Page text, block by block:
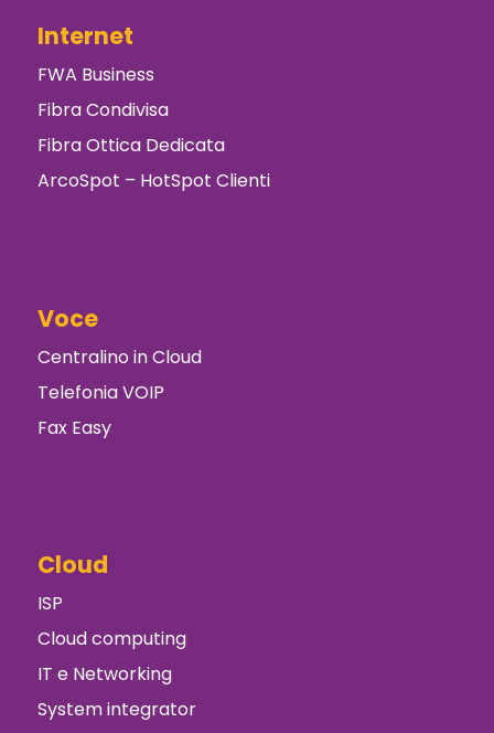
Internet
FWA Business
Fibra Condivisa
Fibra Ottica Dedicata
ArcoSpot – HotSpot Clienti
Voce
Centralino in Cloud
Telefonia VOIP
Fax Easy
Cloud
ISP
Cloud computing
IT e Networking
System integrator